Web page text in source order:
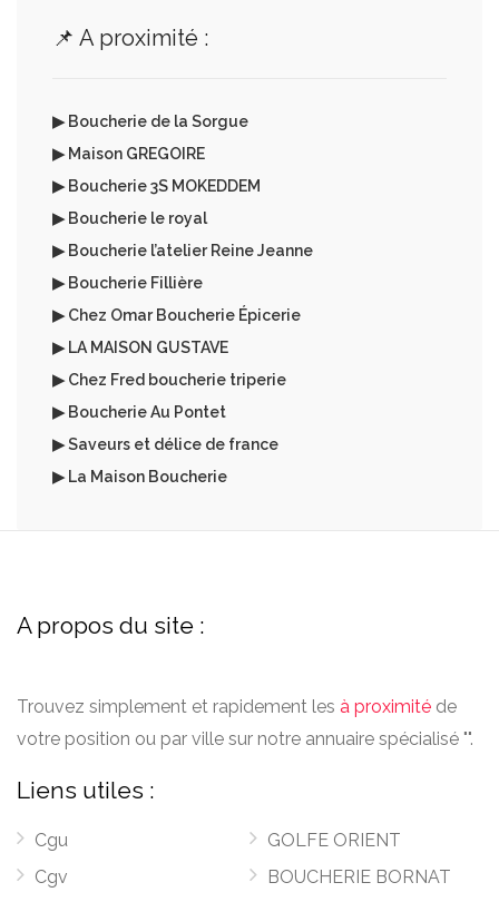
📌 A proximité :
▶ Boucherie de la Sorgue
▶ Maison GREGOIRE
▶ Boucherie 3S MOKEDDEM
▶ Boucherie le royal
▶ Boucherie l’atelier Reine Jeanne
▶ Boucherie Fillière
▶ Chez Omar Boucherie Épicerie
▶ LA MAISON GUSTAVE
▶ Chez Fred boucherie triperie
▶ Boucherie Au Pontet
▶ Saveurs et délice de france
▶ La Maison Boucherie
A propos du site :
Trouvez simplement et rapidement les à proximité de
votre position ou par ville sur notre annuaire spécialisé "".
Liens utiles :
Cgu
Cgv
GOLFE ORIENT
BOUCHERIE BORNAT